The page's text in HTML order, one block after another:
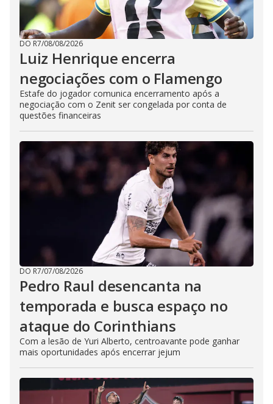
DO R7/08/08/2026
Luiz Henrique encerra
negociações com o Flamengo
Estafe do jogador comunica encerramento após a
negociação com o Zenit ser congelada por conta de
questões financeiras
DO R7/07/08/2026
Pedro Raul desencanta na
temporada e busca espaço no
ataque do Corinthians
Com a lesão de Yuri Alberto, centroavante pode ganhar
mais oportunidades após encerrar jejum